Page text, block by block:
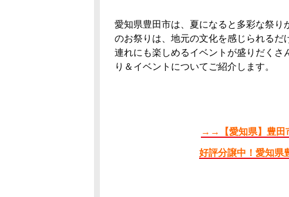
愛知県豊田市は、夏になると多彩な祭り
のお祭りは、地元の文化を感じられる
連れにも楽しめるイベントが盛りだく
り＆イベントについてご紹介します。
→→【愛知県】豊田
好評分譲中！愛知県